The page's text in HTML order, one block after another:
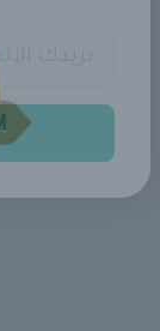
اشترك الآن في